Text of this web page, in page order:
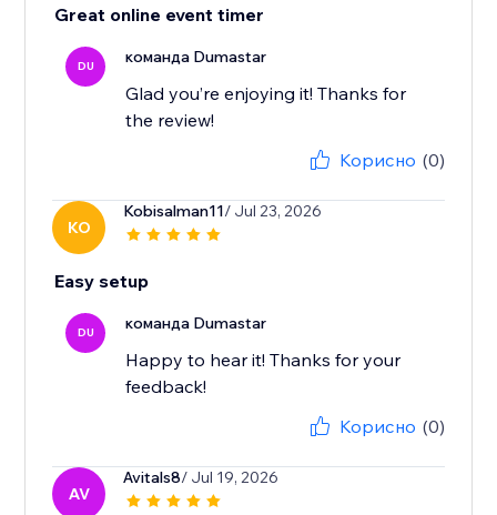
Great online event timer
DU команда Dumastar
Glad you’re enjoying it! Thanks for
the review!
Корисно (0)
KO
Kobisalman11/ Jul 23, 2026
Easy setup
DU команда Dumastar
Happy to hear it! Thanks for your
feedback!
Корисно (0)
AV
Avitals8/ Jul 19, 2026